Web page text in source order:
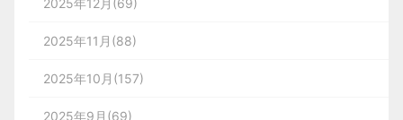
2025年12月(69)
2025年11月(88)
2025年10月(157)
2025年9月(69)